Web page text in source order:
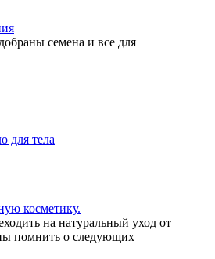
семена и все для
для тела
косметику.
на натуральный уход от
помнить о следующих